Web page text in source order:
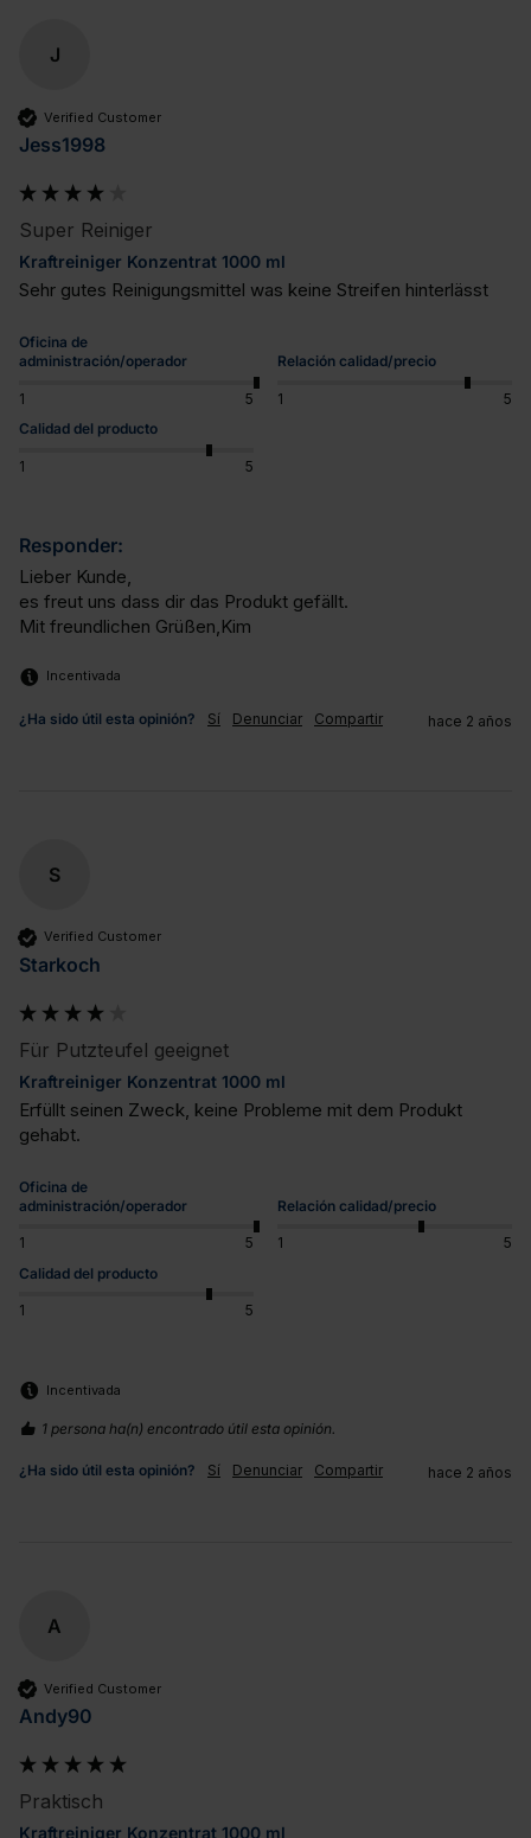
J
Verified Customer
Jess1998
Super Reiniger
Kraftreiniger Konzentrat 1000 ml
Sehr gutes Reinigungsmittel was keine Streifen hinterlässt
Oficina de
administración/operador
1 5
Relación calidad/precio
1
5
Calidad del producto
1 5
Responder:
Lieber Kunde,
es freut uns dass dir das Produkt gefällt.
Mit freundlichen Grüßen,Kim
Incentivada
¿Ha sido útil esta opinión? Sí Denunciar Compartir hace 2 años
S
Verified Customer
Starkoch
Für Putzteufel geeignet
Kraftreiniger Konzentrat 1000 ml
Erfüllt seinen Zweck, keine Probleme mit dem Produkt
gehabt.
Oficina de
administración/operador
1 5
Relación calidad/precio
1
5
Calidad del producto
1 5
Incentivada
1 persona ha(n) encontrado útil esta opinión.
¿Ha sido útil esta opinión? Sí Denunciar Compartir hace 2 años
A
Verified Customer
Andy90
Praktisch
Kraftreiniger Konzentrat 1000 ml